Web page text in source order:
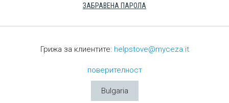
ЗАБРАВЕНА ПАРОЛА
Грижа за клиентите: helpstove@myceza.it
поверителност
Bulgaria